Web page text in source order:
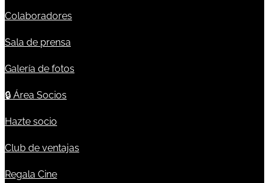
Colaboradores
Sala de prensa
Galería de fotos
🔒 Área Socios
Hazte socio
Club de ventajas
Regala Cine